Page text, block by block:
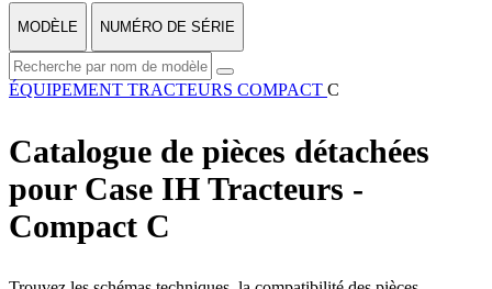
MODÈLE NUMÉRO DE SÉRIE
ÉQUIPEMENT TRACTEURS COMPACT C
Catalogue de pièces détachées
pour Case IH Tracteurs -
Compact C